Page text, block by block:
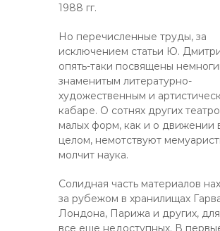
1988 гг.
Но перечисленные труды, за
исключением статьи Ю.
опять-таки посвящены
знаменитым литературно-
художественным и
кабаре. О сотнях других
малых форм, как и о движении
целом, немотствуют
молчит наука.
Солидная часть материалов
за рубежом в хранилищах
Лондона, Парижа и других,
все еще недоступных. В